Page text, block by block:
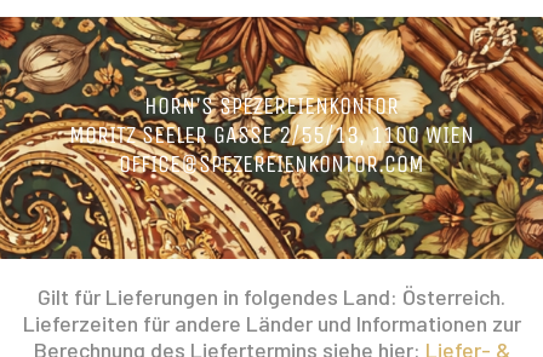
HORN’S SPEZEREIENKONTOR
MORITZ SEELER GASSE 2/55/13, 1100 WIEN
OFFICE@SPEZEREIENKONTOR.COM
Gilt für Lieferungen in folgendes Land: Österreich.
Lieferzeiten für andere Länder und Informationen zur
Berechnung des Liefertermins siehe hier: Liefer- &